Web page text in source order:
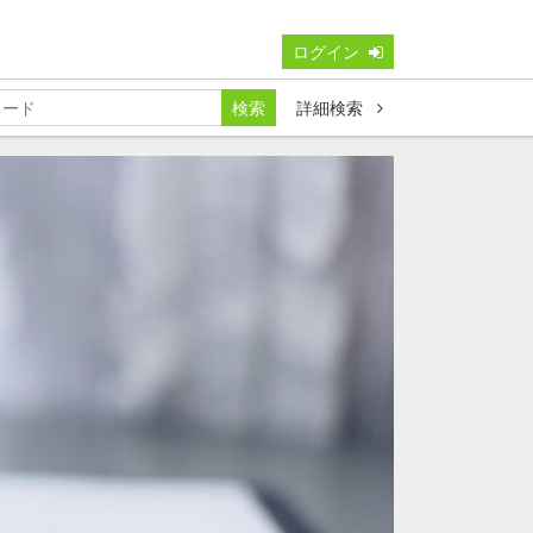
ログイン
検索 詳細検索